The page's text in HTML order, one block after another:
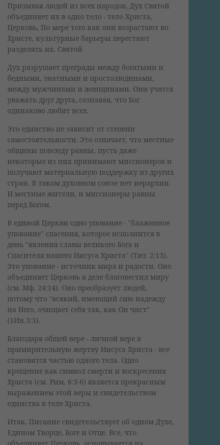
Призывая людей из всех народов, Дух Святой
объединяет их в одно тело - тело Христа,
Церковь, По мере того как они возрастают во
Христе, культурные барьеры перестают
разделять их. Святой
Дух разрушает преграды между богатыми и
бедными, знатными и простолюдинами,
между мужчинами и женщинами. Они учатся
уважать друг друга, сознавая, что Бог
одинаково любит всех.
Это единство не зависит от степени
самостоятельности. Это означает, что местные
общины повсюду равны, пусть даже
некоторые из них принимают миссионеров и
получают материальную поддержку из других
стран. В таком духовном союзе нет иерархии.
И местные жители, и миссионеры равны
перед Богом.
В единой Церкви одно упование - "блаженное
упование" спасения, которое исполнится в
день "явления славы великого Бога и
Спасителя нашего Иисуса Христа" (Тит. 2:13).
Это упование - источник мира и радости. Оно
объединяет Церковь в деле благовестил миру
(см. Мф. 24:14). Оно преобразует людей,
потому что "всякий, имеющий сию надежду
на Него, очищает себя так, как Он чист"
(1Ин.3:3).
Благодаря общей вере - личной вере в
примирительную жертву Иисуса Христа - все
становятся частью одного тела. Одно
крещение как символ смерти и воскресения
Христа (см. Рим. 6:3-6) является прекрасным
выражением этой веры и свидетельством
единства в теле Христа.
Итак, Писание свидетельствует об одном Духе,
Едином Творце, Боге и Отце. Все, что